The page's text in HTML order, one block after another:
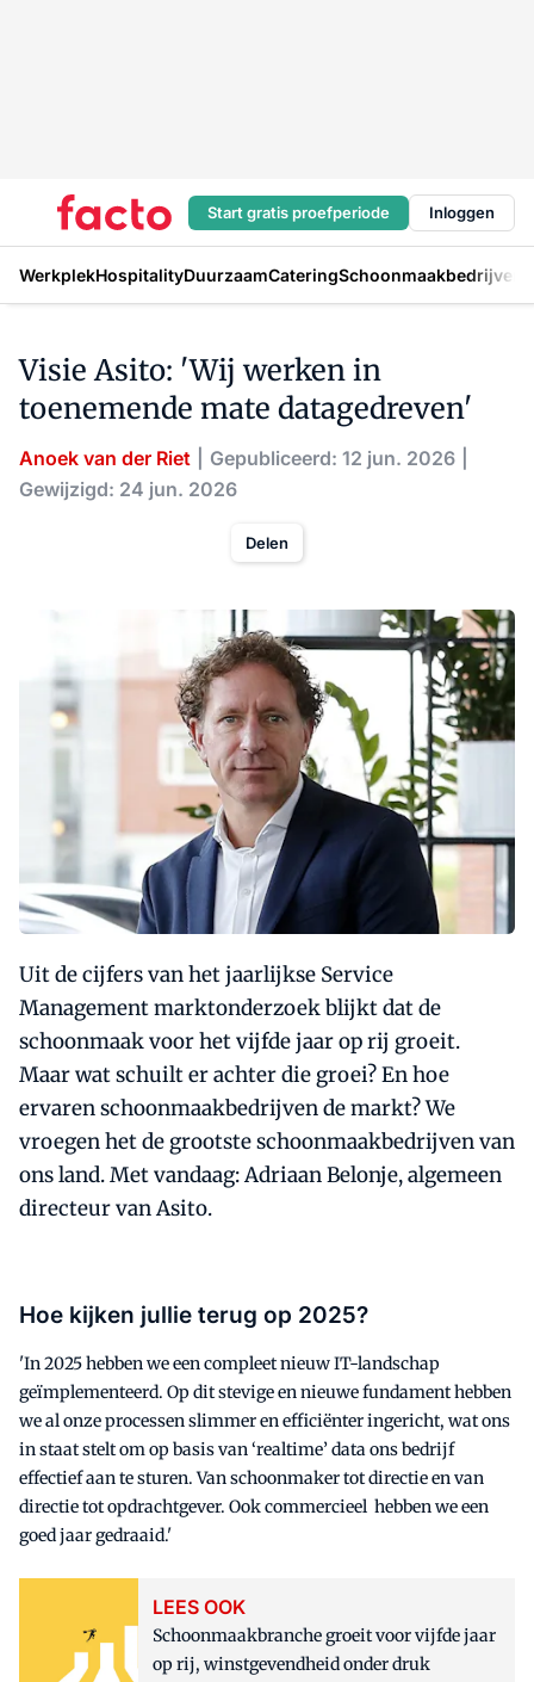
Start gratis proefperiode Inloggen
WerkplekHospitalityDuurzaamCateringSchoonmaakbedrijven
Visie Asito: 'Wij werken in
toenemende mate datagedreven'
Anoek van der Riet
Gepubliceerd: 12 jun. 2026
Gewijzigd: 24 jun. 2026
Delen
Uit de cijfers van het jaarlijkse Service
Management marktonderzoek blijkt dat de
schoonmaak voor het vijfde jaar op rij groeit.
Maar wat schuilt er achter die groei? En hoe
ervaren schoonmaakbedrijven de markt? We
vroegen het de grootste schoonmaakbedrijven van
ons land. Met vandaag: Adriaan Belonje, algemeen
directeur van Asito.
Hoe kijken jullie terug op 2025?
'In 2025 hebben we een compleet nieuw IT-landschap
geïmplementeerd. Op dit stevige en nieuwe fundament hebben
we al onze processen slimmer en efficiënter ingericht, wat ons
in staat stelt om op basis van ‘realtime’ data ons bedrijf
effectief aan te sturen. Van schoonmaker tot directie en van
directie tot opdrachtgever. Ook commercieel hebben we een
goed jaar gedraaid.'
LEES OOK
Schoonmaakbranche groeit voor vijfde jaar
op rij, winstgevendheid onder druk